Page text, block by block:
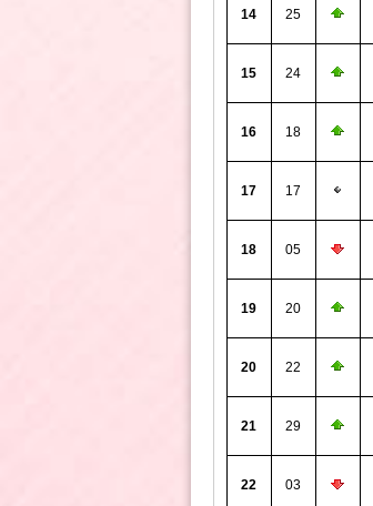
14 25
15 24
16 18
17 17
18 05
19 20
20 22
21 29
22 03